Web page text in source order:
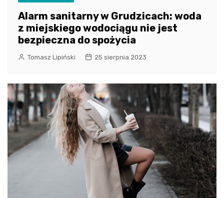
Alarm sanitarny w Grudzicach: woda
z miejskiego wodociągu nie jest
bezpieczna do spożycia
Tomasz Lipiński 25 sierpnia 2023